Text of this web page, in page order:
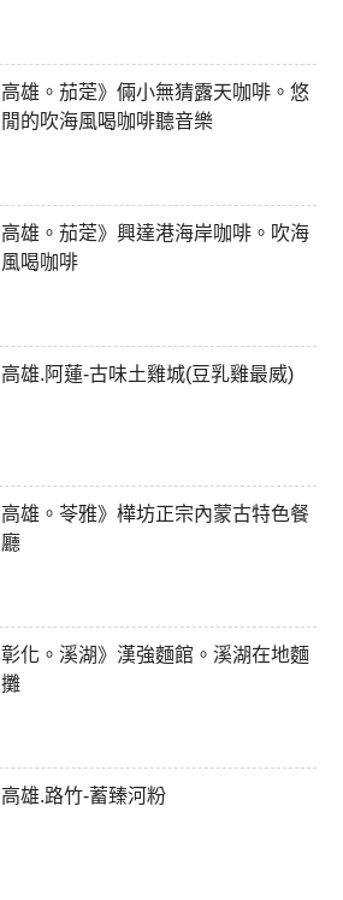
高雄。茄萣》倆小無猜露天咖啡。悠
閒的吹海風喝咖啡聽音樂
高雄。茄萣》興達港海岸咖啡。吹海
風喝咖啡
高雄.阿蓮-古味土雞城(豆乳雞最威)
高雄。苓雅》樺坊正宗內蒙古特色餐
廳
彰化。溪湖》漢強麵館。溪湖在地麵
攤
高雄.路竹-蓄臻河粉